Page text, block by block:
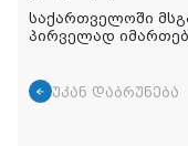
საქართველოში
პირველად
უკან დაბრუნება